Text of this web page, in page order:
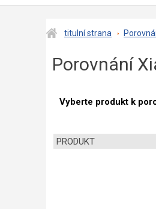
titulní strana
Porovnání
Vyberte produkt k
PRODUKT